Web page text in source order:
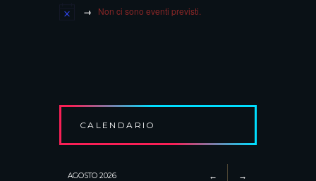
Non ci sono eventi previsti.
CALENDARIO
AGOSTO 2026